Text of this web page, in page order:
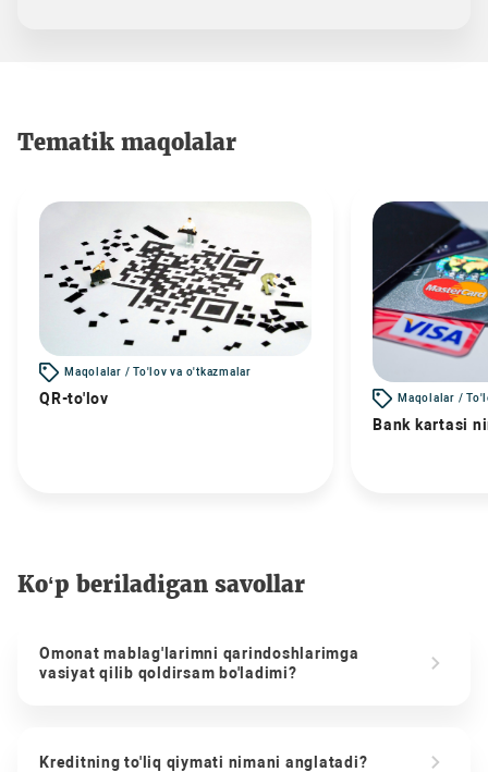
Tematik maqolalar
Maqolalar / To'lov va o'tkazmalar
QR-to'lov Maqolalar /
Bank kartasi
Ko‘p beriladigan savollar
Omonat mablag'larimni qarindoshlarimga
vasiyat qilib qoldirsam bo'ladimi?
Kreditning to'liq qiymati nimani anglatadi?